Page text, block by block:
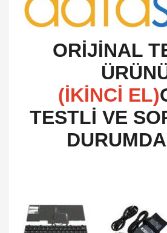
ORİJİNAL
(İKİNCİ EL)
TESTLİ VE